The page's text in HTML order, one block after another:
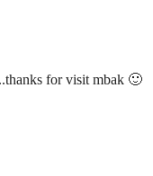
for visit mbak 🙂